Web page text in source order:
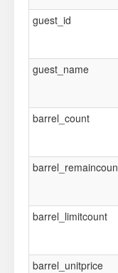
guest_id
guest_name
barrel_count
barrel_limitcount
barrel_unitprice